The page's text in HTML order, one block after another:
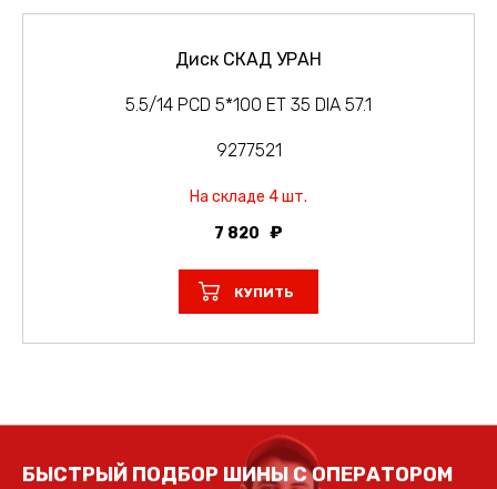
Диск СКАД УРАН
5.5/14 PCD 5*100 ET 35 DIA 57.1
9277521
На складе 4 шт.
7 820
КУПИТЬ
БЫСТРЫЙ ПОДБОР ШИНЫ С ОПЕРАТОРОМ